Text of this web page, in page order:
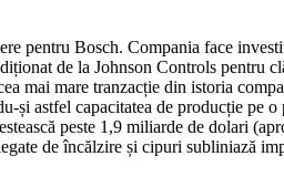
pentru Bosch. Compania face
de la Johnson Controls pentru
mai mare tranzacție din istoria
astfel capacitatea de producție pe
peste 1,9 miliarde de dolari
de încălzire și cipuri subliniază